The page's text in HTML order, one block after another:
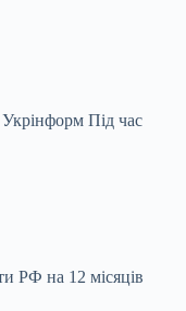
Укрінформ Під час
РФ на 12 місяців